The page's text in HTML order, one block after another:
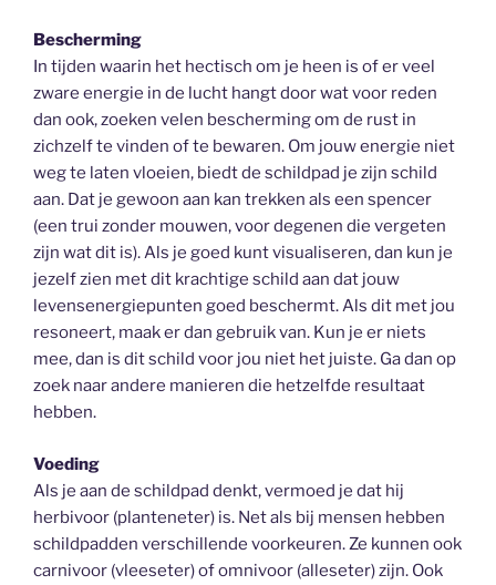
Bescherming
In tijden waarin het hectisch om je heen is of er veel
zware energie in de lucht hangt door wat voor reden
dan ook, zoeken velen bescherming om de rust in
zichzelf te vinden of te bewaren. Om jouw energie niet
weg te laten vloeien, biedt de schildpad je zijn schild
aan. Dat je gewoon aan kan trekken als een spencer
(een trui zonder mouwen, voor degenen die vergeten
zijn wat dit is). Als je goed kunt visualiseren, dan kun je
jezelf zien met dit krachtige schild aan dat jouw
levensenergiepunten goed beschermt. Als dit met jou
resoneert, maak er dan gebruik van. Kun je er niets
mee, dan is dit schild voor jou niet het juiste. Ga dan op
zoek naar andere manieren die hetzelfde resultaat
hebben.
Voeding
Als je aan de schildpad denkt, vermoed je dat hij
herbivoor (planteneter) is. Net als bij mensen hebben
schildpadden verschillende voorkeuren. Ze kunnen ook
carnivoor (vleeseter) of omnivoor (alleseter) zijn. Ook